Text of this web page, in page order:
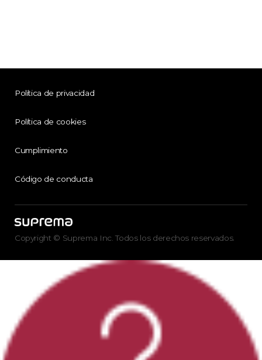
Política de privacidad
Política de cookies
Cumplimiento
Código de conducta
Copyright © Suprema Inc. Todos los derechos reservados.